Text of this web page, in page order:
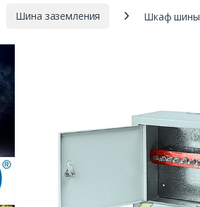
Шина заземления Шкаф шины